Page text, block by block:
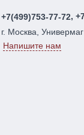
+7(499)753-77-72,
г. Москва,
Напишите нам